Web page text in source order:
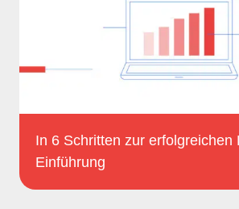
In 6 Schritten zur erfolgreichen
Einführung